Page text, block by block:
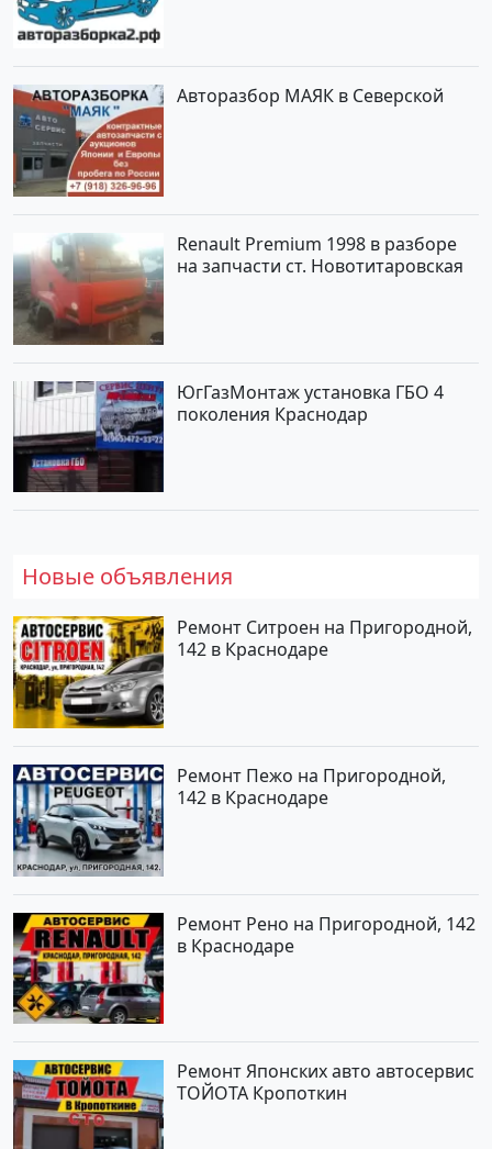
Авторазбор МАЯК в Северской
Renault Premium 1998 в разборе
на запчасти ст. Новотитаровская
ЮгГазМонтаж установка ГБО 4
поколения Краснодар
Новые объявления
Ремонт Ситроен на Пригородной,
142 в Краснодаре
Ремонт Пежо на Пригородной,
142 в Краснодаре
Ремонт Рено на Пригородной, 142
в Краснодаре
Ремонт Японских авто автосервис
ТОЙОТА Кропоткин